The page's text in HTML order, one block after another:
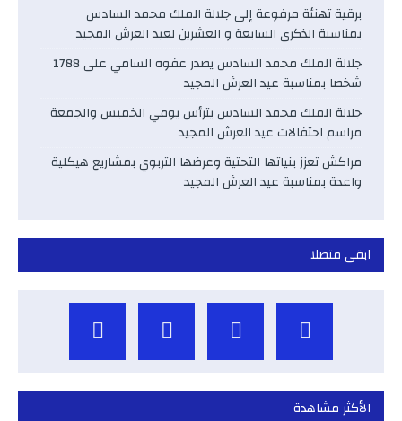
برقية تهنئة مرفوعة إلى جلالة الملك محمد السادس
بمناسبة الذكرى السابعة و العشرين لعيد العرش المجيد
جلالة الملك محمد السادس يصدر عفوه السامي على 1788
شخصا بمناسبة عيد العرش المجيد
جلالة الملك محمد السادس يترأس يومي الخميس والجمعة
مراسم احتفالات عيد العرش المجيد
مراكش تعزز بنياتها التحتية وعرضها التربوي بمشاريع هيكلية
واعدة بمناسبة عيد العرش المجيد
ابقى متصلا
الأكثر مشاهدة